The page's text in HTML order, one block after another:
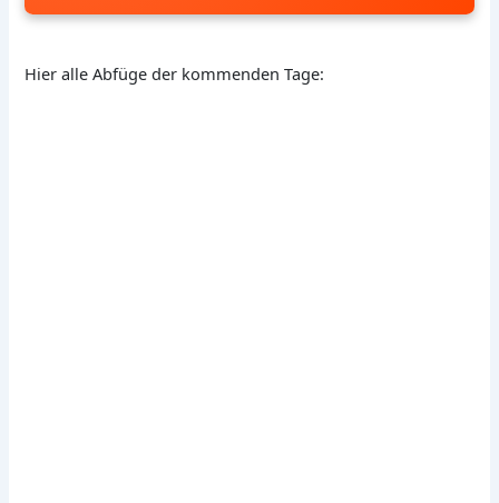
Hier alle Abfüge der kommenden Tage: